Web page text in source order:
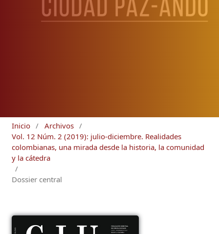
Inicio / Archivos /
Vol. 12 Núm. 2 (2019): julio-diciembre. Realidades
colombianas, una mirada desde la historia, la comunidad
y la cátedra
/
Dossier central